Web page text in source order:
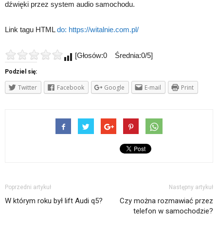
dźwięki przez system audio samochodu.
Link tagu HTMLdo: https://witalnie.com.pl/
[Głosów:0 Średnia:0/5]
Podziel się:
Twitter Facebook Google E-mail Print
Poprzedni artykuł
W którym roku był lift Audi q5?
Następny artykuł
Czy można rozmawiać przez
telefon w samochodzie?